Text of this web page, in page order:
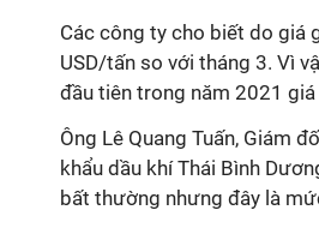
Các công ty cho biết do giá
USD/tấn so với tháng 3. Vì
đầu tiên trong năm 2021
Ông Lê Quang Tuấn, Giám
khẩu dầu khí Thái Bình
bất thường nhưng đây là